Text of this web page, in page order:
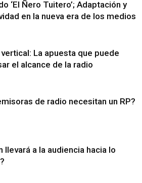
‘El Ñero Tuitero’; Adaptación y
en la nueva era de los medios
La apuesta que puede
el alcance de la radio
de radio necesitan un RP?
llevará a la audiencia hacia lo